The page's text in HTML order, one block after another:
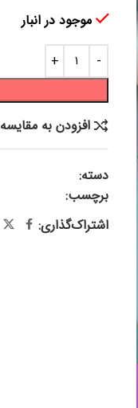
موجود در انبار
افزودن به مقایسه
دسته:
برچسب:
اشتراک‌گذاری: